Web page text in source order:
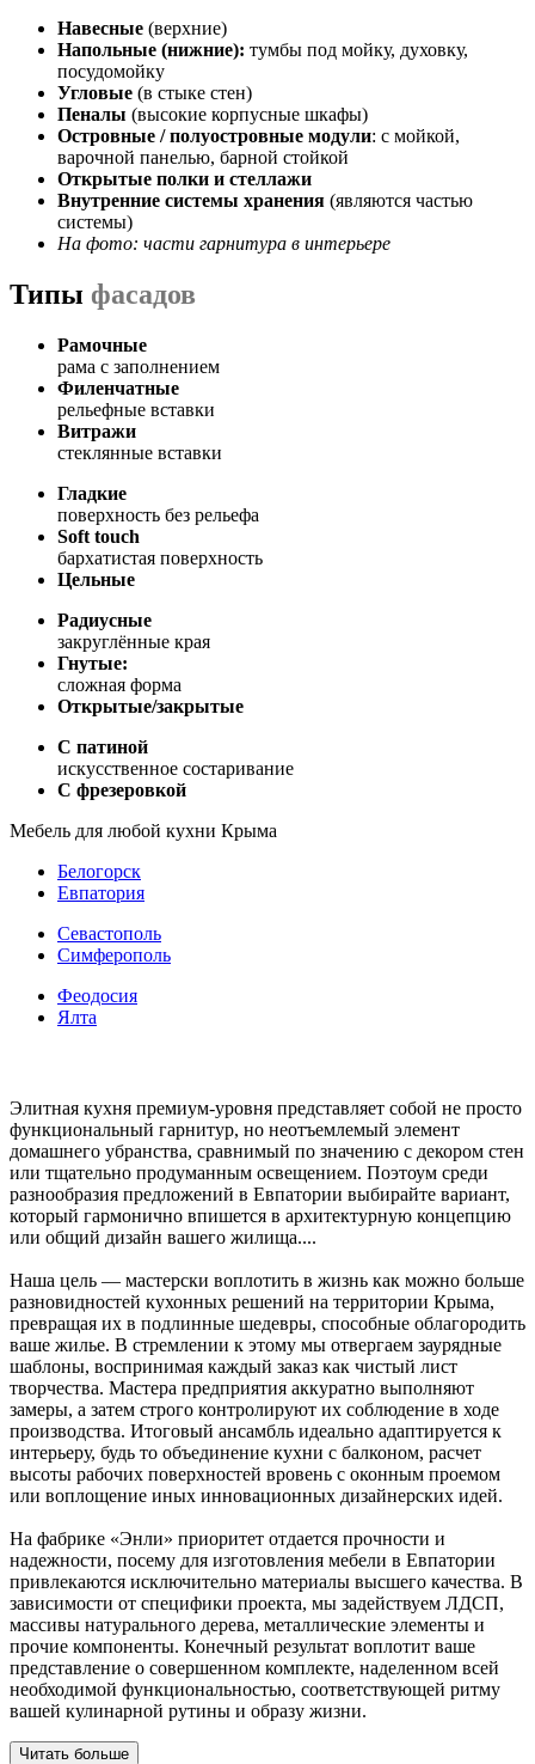
Навесные (верхние)
Напольные (нижние): тумбы под мойку, духовку,
посудомойку
Угловые (в стыке стен)
Пеналы (высокие корпусные шкафы)
Островные / полуостровные модули: с мойкой,
варочной панелью, барной стойкой
Открытые полки и стеллажи
Внутренние системы хранения (являются частью
системы)
На фото: части гарнитура в интерьере
Типы фасадов
Рамочные
рама с заполнением
Филенчатные
рельефные вставки
Витражи
стеклянные вставки
Гладкие
поверхность без рельефа
Soft touch
бархатистая поверхность
Цельные
Радиусные
закруглённые края
Гнутые:
сложная форма
Открытые/закрытые
С патиной
искусственное состаривание
С фрезеровкой
Мебель для любой кухни Крыма
Белогорск
Евпатория
Севастополь
Симферополь
Феодосия
Ялта
Элитная кухня премиум-уровня представляет собой не просто
функциональный гарнитур, но неотъемлемый элемент
домашнего убранства, сравнимый по значению с декором стен
или тщательно продуманным освещением. Поэтоум среди
разнообразия предложений в Евпатории выбирайте вариант,
который гармонично впишется в архитектурную концепцию
или общий дизайн вашего жилища....
Наша цель — мастерски воплотить в жизнь как можно больше
разновидностей кухонных решений на территории Крыма,
превращая их в подлинные шедевры, способные облагородить
ваше жилье. В стремлении к этому мы отвергаем заурядные
шаблоны, воспринимая каждый заказ как чистый лист
творчества. Мастера предприятия аккуратно выполняют
замеры, а затем строго контролируют их соблюдение в ходе
производства. Итоговый ансамбль идеально адаптируется к
интерьеру, будь то объединение кухни с балконом, расчет
высоты рабочих поверхностей вровень с оконным проемом
или воплощение иных инновационных дизайнерских идей.
На фабрике «Энли» приоритет отдается прочности и
надежности, посему для изготовления мебели в Евпатории
привлекаются исключительно материалы высшего качества. В
зависимости от специфики проекта, мы задействуем ЛДСП,
массивы натурального дерева, металлические элементы и
прочие компоненты. Конечный результат воплотит ваше
представление о совершенном комплекте, наделенном всей
необходимой функциональностью, соответствующей ритму
вашей кулинарной рутины и образу жизни.
Читать больше